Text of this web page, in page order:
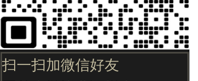
自然科学大学
物理学、化学、生命科学部、数学
生命资源工学大学
扫一扫加微信好友